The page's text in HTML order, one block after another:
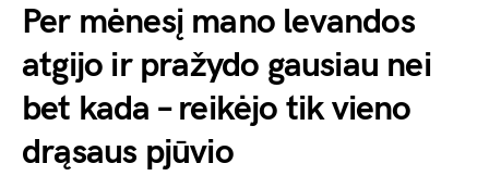
Per mėnesį mano levandos
atgijo ir pražydo gausiau nei
bet kada – reikėjo tik vieno
drąsaus pjūvio